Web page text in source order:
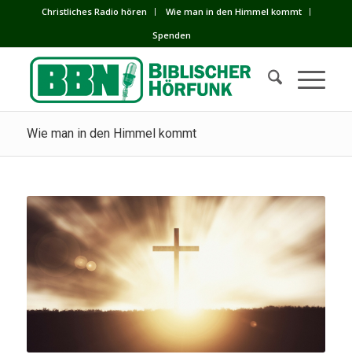
Сhristliches Radio hören
Wie man in den Himmel kommt
Spenden
Wie man in den Himmel kommt